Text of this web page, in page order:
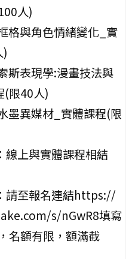
人)
格與角色情緒變化_實
斯表現學:漫畫技法與
(限40人)
墨異媒材_實體課程(限
線上與實體課程相結
請至報名連結https://
s/nGwR8填寫
名額有限，額滿截